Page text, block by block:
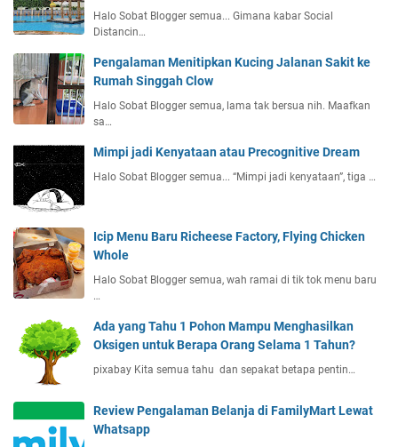
Halo Sobat Blogger semua... Gimana kabar Social
Distancin…
Pengalaman Menitipkan Kucing Jalanan Sakit ke
Rumah Singgah Clow
Halo Sobat Blogger semua, lama tak bersua nih. Maafkan
sa…
Mimpi jadi Kenyataan atau Precognitive Dream
Halo Sobat Blogger semua... “Mimpi jadi kenyataan”, tiga …
Icip Menu Baru Richeese Factory, Flying Chicken
Whole
Halo Sobat Blogger semua, wah ramai di tik tok menu baru
…
Ada yang Tahu 1 Pohon Mampu Menghasilkan
Oksigen untuk Berapa Orang Selama 1 Tahun?
pixabay Kita semua tahu dan sepakat betapa pentin…
Review Pengalaman Belanja di FamilyMart Lewat
Whatsapp